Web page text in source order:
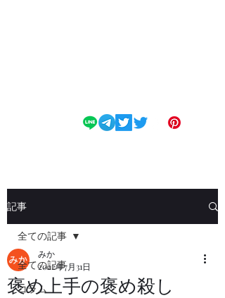
記事
全ての記事
コラム
全ての記事
褒め上手の褒め殺し
みか
2022年7月31日